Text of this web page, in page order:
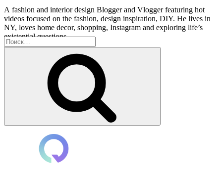
A fashion and interior design Blogger and Vlogger featuring hot
videos focused on the fashion, design inspiration, DIY. He lives in
NY, loves home decor, shopping, Instagram and exploring life’s
existential questions.
Искать: